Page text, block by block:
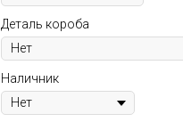
Деталь короба
Наличник